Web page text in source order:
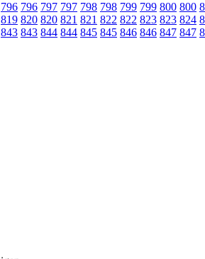
796 796 797 797 798 798 799 799 800 800
819 820 820 821 821 822 822 823 823 824
843 843 844 844 845 845 846 846 847 847